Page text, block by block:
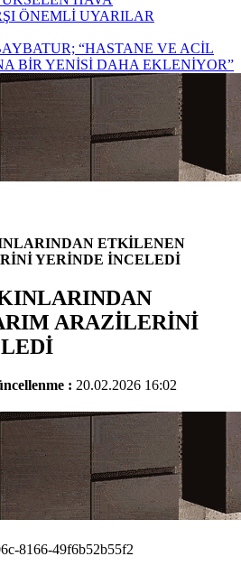
ÖNEMLİ UYARILAR
“HASTANE VE ACİL
BİR YENİSİ DAHA EKLENİYOR”
ETKİLENEN
YERİNDE İNCELEDİ
ARAZİLERİNİ
: 20.02.2026 16:02